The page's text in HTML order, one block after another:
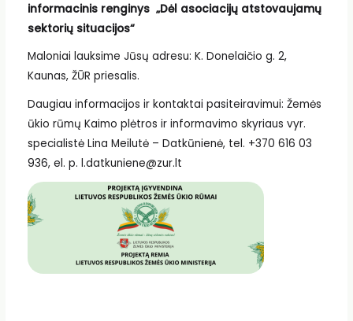
informacinis renginys „Dėl asociacijų atstovaujamų
sektorių situacijos“
Maloniai lauksime Jūsų adresu: K. Donelaičio g. 2,
Kaunas, ŽŪR priesalis.
Daugiau informacijos ir kontaktai pasiteiravimui: Žemės
ūkio rūmų Kaimo plėtros ir informavimo skyriaus vyr.
specialistė Lina Meilutė – Datkūnienė, tel. +370 616 03
936, el. p. l.datkuniene@zur.lt